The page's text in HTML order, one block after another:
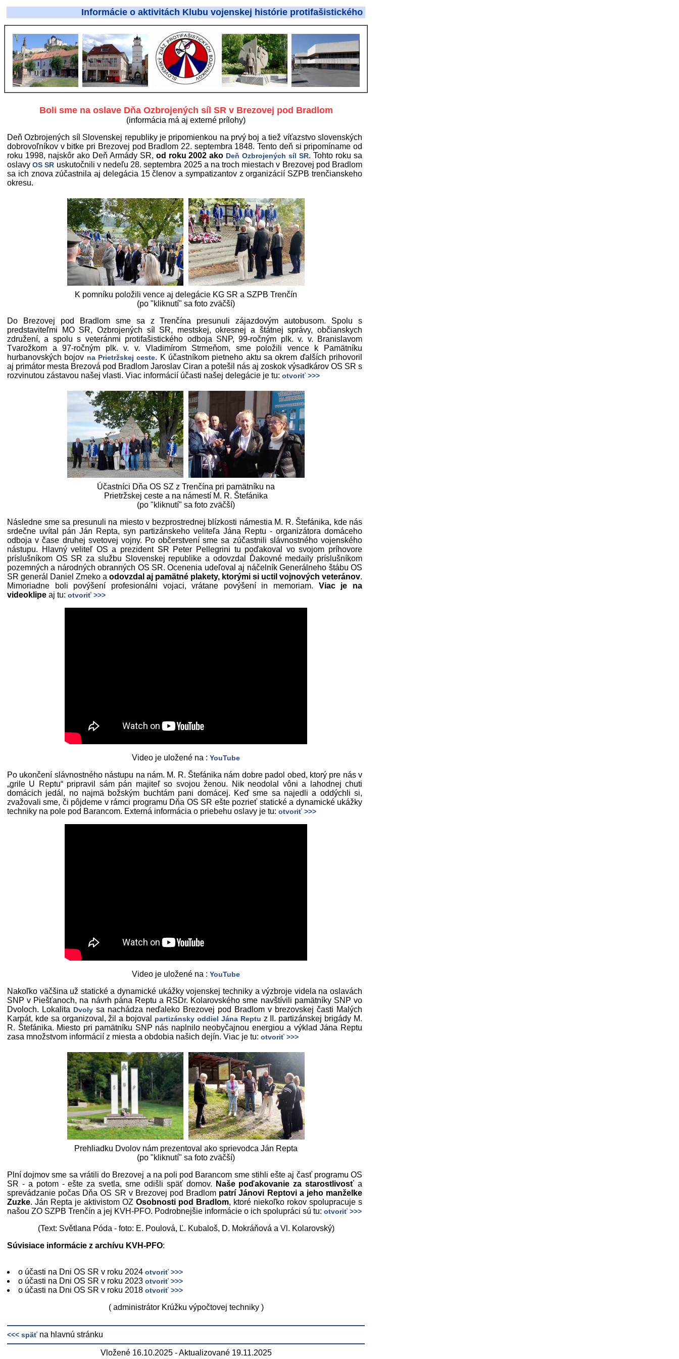
Informácie o aktivitách Klubu vojenskej histórie protifašistického odboja
Boli sme na oslave Dňa Ozbrojených síl SR v Brezovej pod Bradlom
(informácia má aj externé prílohy)
Deň Ozbrojených síl Slovenskej republiky je pripomienkou na prvý boj a tiež víťazstvo slovenských
dobrovoľníkov v bitke pri Brezovej pod Bradlom 22. septembra 1848. Tento deň si pripomíname od
roku 1998, najskôr ako Deň Armády SR, od roku 2002 ako Deň Ozbrojených síl SR. Tohto roku sa
oslavyOS SR uskutočnili v nedeľu 28. septembra 2025 a na troch miestach v Brezovej pod Bradlom
sa ich znova zúčastnila aj delegácia 15 členov a sympatizantov z organizácií SZPB trenčianskeho
okresu.
K pomníku položili vence aj delegácie KG SR a SZPB Trenčín
(po "kliknutí" sa foto zväčší)
Do Brezovej pod Bradlom sme sa z Trenčína presunuli zájazdovým autobusom. Spolu s
predstaviteľmi MO SR, Ozbrojených síl SR, mestskej, okresnej a štátnej správy, občianskych
združení, a spolu s veteránmi protifašistického odboja SNP, 99-ročným plk. v. v. Branislavom
Tvarožkom a 97-ročným plk. v. v. Vladimírom Strmeňom, sme položili vence k Pamätníku
hurbanovských bojov na Prietržskej ceste. K účastníkom pietneho aktu sa okrem ďalších prihovoril
aj primátor mesta Brezová pod Bradlom Jaroslav Ciran a potešil nás aj zoskok výsadkárov OS SR s
rozvinutou zástavou našej vlasti. Viac informácií účasti našej delegácie je tu: otvoriť >>>
Účastníci Dňa OS SZ z Trenčína pri pamätníku na
Prietržskej ceste a na námestí M. R. Štefánika
(po "kliknutí" sa foto zväčší)
Následne sme sa presunuli na miesto v bezprostrednej blízkosti námestia M. R. Štefánika, kde nás
srdečne uvítal pán Ján Repta, syn partizánskeho veliteľa Jána Reptu - organizátora domáceho
odboja v čase druhej svetovej vojny. Po občerstvení sme sa zúčastnili slávnostného vojenského
nástupu. Hlavný veliteľ OS a prezident SR Peter Pellegrini tu poďakoval vo svojom príhovore
príslušníkom OS SR za službu Slovenskej republike a odovzdal Ďakovné medaily príslušníkom
pozemných a národných obranných OS SR. Ocenenia udeľoval aj náčelník Generálneho štábu OS
SR generál Daniel Zmeko a odovzdal aj pamätné plakety, ktorými si uctil vojnových veteránov.
Mimoriadne boli povýšení profesionálni vojaci, vrátane povýšení in memoriam. Viac je na
videoklipe aj tu: otvoriť >>>
Video je uložené na : YouTube
Po ukončení slávnostného nástupu na nám. M. R. Štefánika nám dobre padol obed, ktorý pre nás v
„grile U Reptu“ pripravil sám pán majiteľ so svojou ženou. Nik neodolal vôni a lahodnej chuti
domácich jedál, no najmä božským buchtám pani domácej. Keď sme sa najedli a oddýchli si,
zvažovali sme, či pôjdeme v rámci programu Dňa OS SR ešte pozrieť statické a dynamické ukážky
techniky na pole pod Barancom. Externá informácia o priebehu oslavy je tu: otvoriť >>>
Video je uložené na : YouTube
Nakoľko väčšina už statické a dynamické ukážky vojenskej techniky a výzbroje videla na oslavách
SNP v Piešťanoch, na návrh pána Reptu a RSDr. Kolarovského sme navštívili pamätníky SNP vo
Dvoloch. Lokalita Dvoly sa nachádza neďaleko Brezovej pod Bradlom v brezovskej časti Malých
Karpát, kde sa organizoval, žil a bojoval partizánsky oddiel Jána Reptu z II. partizánskej brigády M.
R. Štefánika. Miesto pri pamätníku SNP nás naplnilo neobyčajnou energiou a výklad Jána Reptu
zasa množstvom informácií z miesta a obdobia našich dejín. Viac je tu: otvoriť >>>
Prehliadku Dvolov nám prezentoval ako sprievodca Ján Repta
(po "kliknutí" sa foto zväčší)
Plní dojmov sme sa vrátili do Brezovej a na poli pod Barancom sme stihli ešte aj časť programu OS
SR - a potom - ešte za svetla, sme odišli späť domov.
Naše poďakovanie za starostlivosť a
sprevádzanie počas Dňa OS SR v Brezovej pod Bradlom patrí Jánovi Reptovi a jeho manželke
Zuzke. Ján Repta je aktivistom OZ Osobnosti pod Bradlom, ktoré niekoľko rokov spolupracuje s
našou ZO SZPB Trenčín a jej KVH-PFO. Podrobnejšie informácie o ich spolupráci sú tu: otvoriť >>>
(Text: Světlana Póda - foto: E. Poulová, Ľ. Kubaloš, D. Mokráňová a Vl. Kolarovský)
Súvisiace informácie z archívu KVH-PFO:
o účasti na Dni OS SR v roku 2024 otvoriť >>>
o účasti na Dni OS SR v roku 2023 otvoriť >>>
o účasti na Dni OS SR v roku 2018 otvoriť >>>
( administrátor Krúžku výpočtovej techniky )
<<< späť na hlavnú stránku
Vložené 16.10.2025 - Aktualizované 19.11.2025